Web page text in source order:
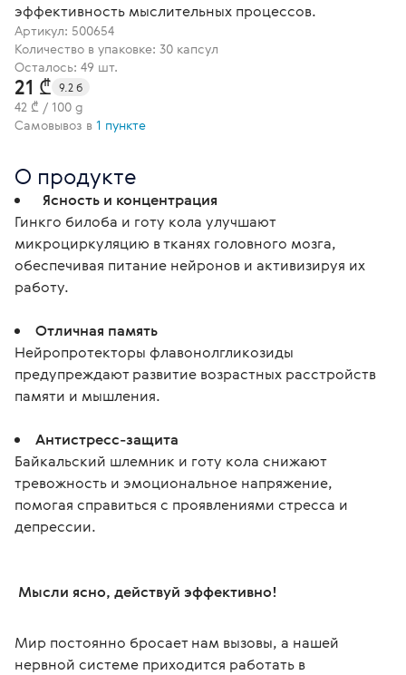
эффективность мыслительных процессов.
Артикул: 500654
Количество в упаковке: 30 капсул
Осталось: 49 шт.
21 ₾ 9.2 б
42 ₾ / 100 g
Самовывоз в 1 пункте
О продукте
  Ясность и концентрация
Гинкго билоба и готу кола улучшают
микроциркуляцию в тканях головного мозга,
обеспечивая питание нейронов и активизируя их
работу.
Отличная память
Нейропротекторы флавонолгликозиды
предупреждают развитие возрастных расстройств
памяти и мышления.
Антистресс-защита
Байкальский шлемник и готу кола снижают
тревожность и эмоциональное напряжение,
помогая справиться с проявлениями стресса и
депрессии.
Мысли ясно, действуй эффективно!
Мир постоянно бросает нам вызовы, а нашей
нервной системе приходится работать в